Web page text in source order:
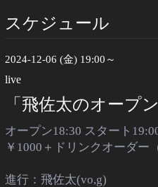
スケジュール
2024-12-06 (金) 19:00～
live
「飛佐太のオープ
オープン18:30 スタート
￥1000＋ドリンクオーダー
進行：飛佐太(vo,g)